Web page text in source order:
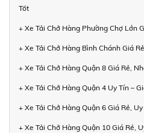
Tốt
+ Xe Tải Chở Hàng Phường Chợ Lớn
+ Xe Tải Chở Hàng Bình Chánh Giá
+ Xe Tải Chở Hàng Quận 8 Giá Rẻ,
+ Xe Tải Chở Hàng Quận 4 Uy Tín –
+ Xe Tải Chở Hàng Quận 6 Giá Rẻ,
+ Xe Tải Chở Hàng Quận 10 Giá Rẻ,